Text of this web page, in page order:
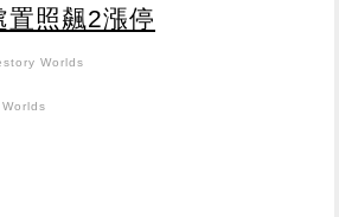
照飆2漲停
Worlds